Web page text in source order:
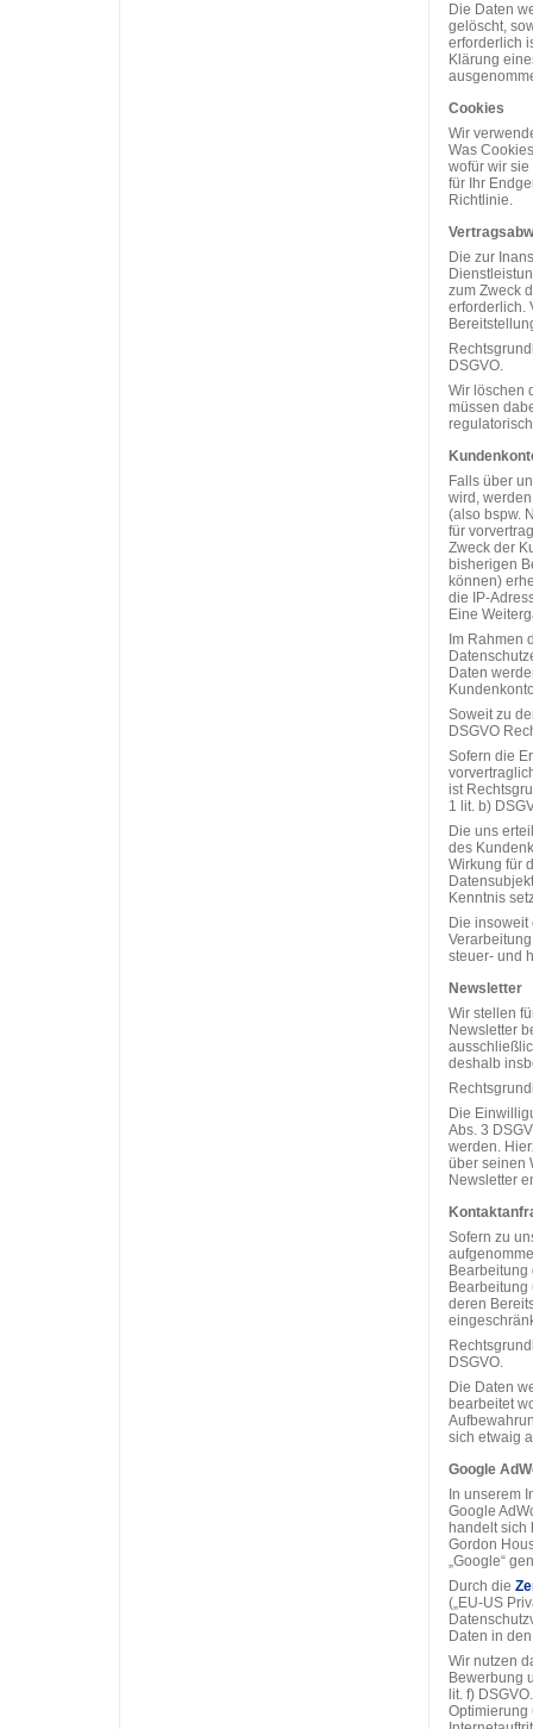
Die Daten
gelöscht,
erforderlich
Klärung
Cookies
Wir
Was
wofür wir
für Ihr
Richtlinie.
Die zur
zum Zweck
erforderlich.
DSGVO.
Wir löschen
müssen
Falls über
wird,
(also bspw.
für
Zweck der
bisherigen
können)
die IP-
Eine
Im Rahmen
Daten
Soweit zu
DSGVO
Sofern die
ist
1 lit. b)
Die uns
des
Wirkung für
Kenntnis
Die
steuer- und
Newsletter
Wir stellen
Newsletter
deshalb
Die
Abs. 3
werden.
über seinen
Newsletter
Sofern zu
Bearbeitung
deren
DSGVO.
Die Daten
bearbeitet
sich etwaig
Google
In unserem
Google
handelt sich
Gordon
„Google“
Durch die
(„EU-US
Daten in
Wir nutzen
Bewerbung
lit. f)
Optimierung